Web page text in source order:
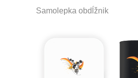
Samolepka obdĺžnik